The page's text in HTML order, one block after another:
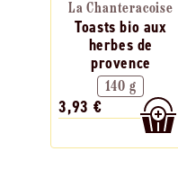
La Chanteracoise
Toasts bio aux
herbes de
provence
140 g
3,93 €